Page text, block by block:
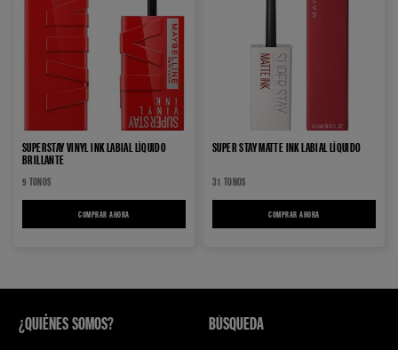
SUPERSTAY VINYL INK LABIAL LÍQUIDO
BRILLANTE
9 TONOS
COMPRAR AHORA SUPERSTAY VINYL INK LABIAL LÍQUIDO BRILLANTE
SUPER STAY MATTE INK LABIAL LÍQUIDO
31 TONOS
COMPRAR AHORA
¿QUIÉNES SOMOS?
BÚSQUEDA